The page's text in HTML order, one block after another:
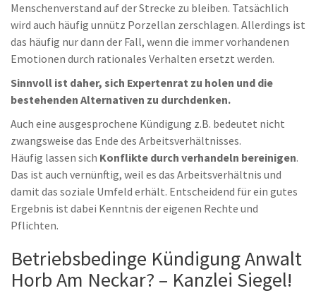
Menschenverstand auf der Strecke zu bleiben. Tatsächlich
wird auch häufig unnütz Porzellan zerschlagen. Allerdings ist
das häufig nur dann der Fall, wenn die immer vorhandenen
Emotionen durch rationales Verhalten ersetzt werden.
Sinnvoll ist daher, sich Expertenrat zu holen und die
bestehenden Alternativen zu durchdenken.
Auch eine ausgesprochene Kündigung z.B. bedeutet nicht
zwangsweise das Ende des Arbeitsverhältnisses.
Häufig lassen sich Konflikte durch verhandeln bereinigen.
Das ist auch vernünftig, weil es das Arbeitsverhältnis und
damit das soziale Umfeld erhält. Entscheidend für ein gutes
Ergebnis ist dabei Kenntnis der eigenen Rechte und
Pflichten.
Betriebsbedinge Kündigung Anwalt
Horb Am Neckar? – Kanzlei Siegel!